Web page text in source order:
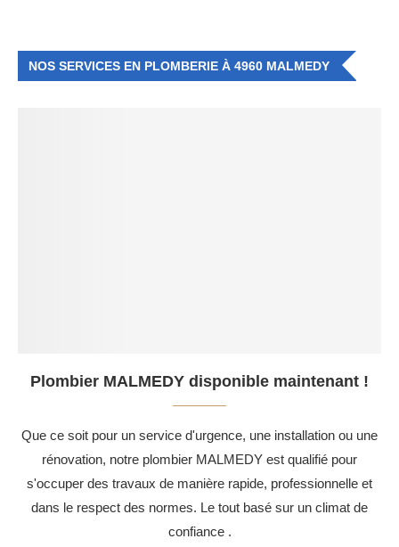
NOS SERVICES EN PLOMBERIE À 4960 MALMEDY
Plombier MALMEDY disponible maintenant !
Que ce soit pour un service d'urgence, une installation ou une
rénovation, notre plombier MALMEDY est qualifié pour
s'occuper des travaux de manière rapide, professionnelle et
dans le respect des normes. Le tout basé sur un climat de
confiance .